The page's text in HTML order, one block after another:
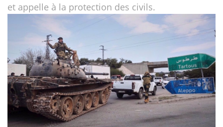
et appelle à la protection des civils.